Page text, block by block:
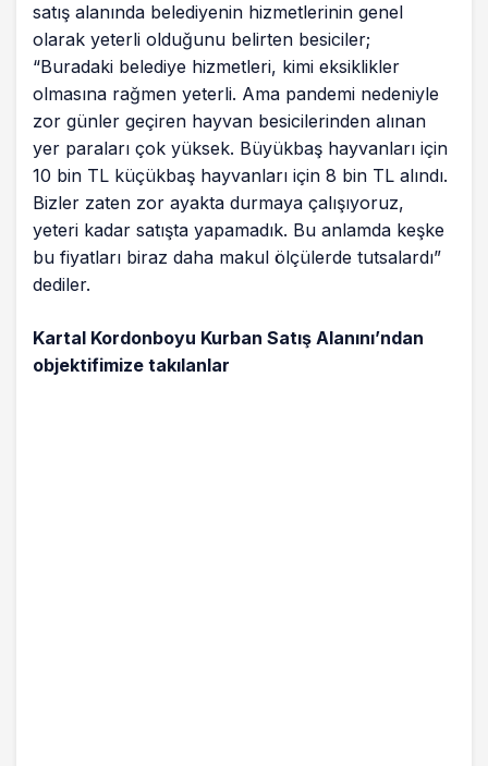
satış alanında belediyenin hizmetlerinin genel
olarak yeterli olduğunu belirten besiciler;
“Buradaki belediye hizmetleri, kimi eksiklikler
olmasına rağmen yeterli. Ama pandemi nedeniyle
zor günler geçiren hayvan besicilerinden alınan
yer paraları çok yüksek. Büyükbaş hayvanları için
10 bin TL küçükbaş hayvanları için 8 bin TL alındı.
Bizler zaten zor ayakta durmaya çalışıyoruz,
yeteri kadar satışta yapamadık. Bu anlamda keşke
bu fiyatları biraz daha makul ölçülerde tutsalardı”
dediler.
Kartal Kordonboyu Kurban Satış Alanını’ndan
objektifimize takılanlar